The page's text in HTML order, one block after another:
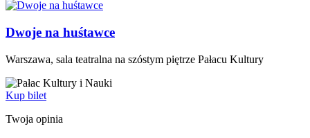
Dwoje na huśtawce
Warszawa, sala teatralna na szóstym piętrze Pałacu Kultury
Kup bilet
Twoja opinia